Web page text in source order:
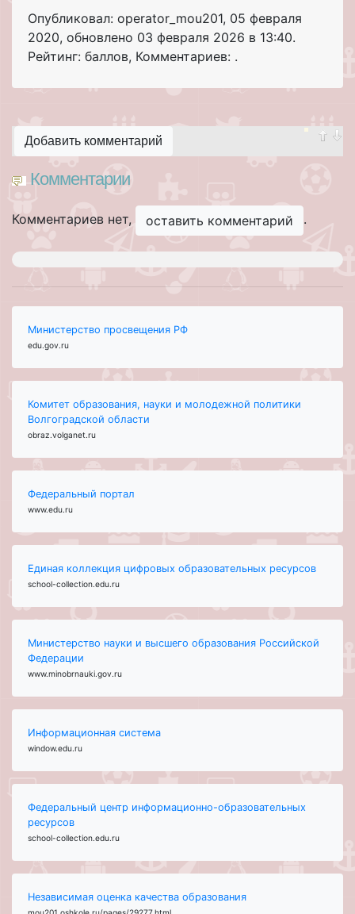
Опубликовал: operator_mou201, 05 февраля
2020, обновлено 03 февраля 2026 в 13:40.
Рейтинг: баллов, Комментариев: .
Добавить комментарий
Комментарии
Комментариев нет, оставить комментарий .
Министерство просвещения РФ
edu.gov.ru
Комитет образования, науки и молодежной политики
Волгоградской области
obraz.volganet.ru
Федеральный портал
www.edu.ru
Единая коллекция цифровых образовательных ресурсов
school-collection.edu.ru
Министерство науки и высшего образования Российской
Федерации
www.minobrnauki.gov.ru
Информационная система
window.edu.ru
Федеральный центр информационно-образовательных
ресурсов
school-collection.edu.ru
Независимая оценка качества образования